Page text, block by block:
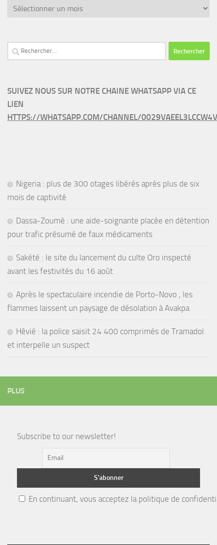
Archives
Rechercher :
SUIVEZ NOUS SUR NOTRE CHAINE WHATSAPP VIA CE
LIEN
HTTPS://WHATSAPP.COM/CHANNEL/
Nigeria : plus de 300 otages libérés après plus de six
mois de captivité
Dassa-Zoumè : une aide-soignante placée en détention
pour trafic présumé de faux médicaments
Sakété : le site du lancement du culte Oro inspecté
avant les festivités du 16 août
Après le spectaculaire incendie de Porto-Novo , les
flammes laissent un paysage de désolation à Avakpa
Hêvié : la police saisit 24 400 comprimés de Tramadol
et interpelle un suspect
PLUS
Subscribe to our newsletter!
En continuant, vous acceptez la politique de